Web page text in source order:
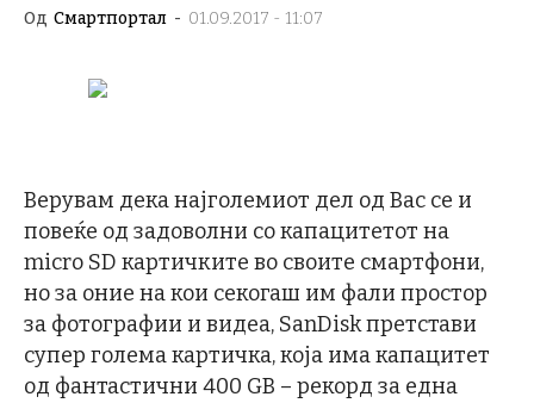
Од Смартпортал - 01.09.2017 - 11:07
Верувам дека најголемиот дел од Вас се и
повеќе од задоволни со капацитетот на
micro SD картичките во своите смартфони,
но за оние на кои секогаш им фали простор
за фотографии и видеа, SanDisk претстави
супер голема картичка, која има капацитет
од фантастични 400 GB – рекорд за една